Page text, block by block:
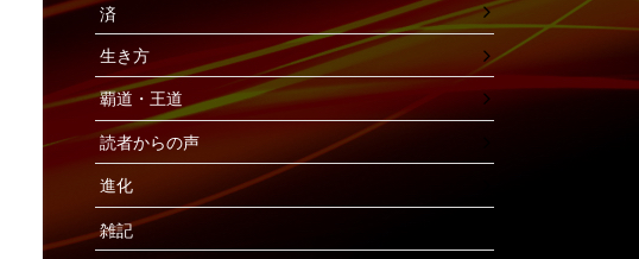
済
生き方
覇道・王道
読者からの声
進化
雑記